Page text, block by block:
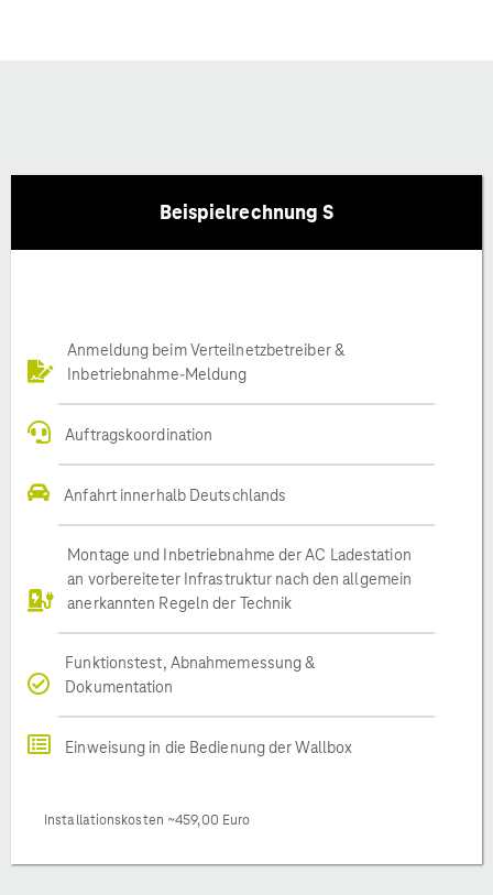
Beispielrechnung S
Anmeldung beim Verteilnetzbetreiber &
Inbetriebnahme-Meldung
Auftragskoordination
Anfahrt innerhalb Deutschlands
Montage und Inbetriebnahme der AC Ladestation
an vorbereiteter Infrastruktur nach den allgemein
anerkannten Regeln der Technik
Funktionstest, Abnahmemessung &
Dokumentation
Einweisung in die Bedienung der Wallbox
Installationskosten ~459,00 Euro